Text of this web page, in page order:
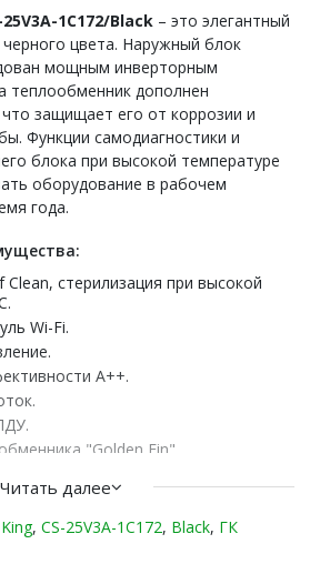
V3A-1C172/Black – это элегантный
цвета. Наружный блок
мощным инверторным
теплообменник дополнен
защищает его от коррозии и
Функции самодиагностики и
блока при высокой температуре
оборудование в рабочем
года.
стерилизация при высокой
Wi-Fi.
А++.
"Golden Fin".
и горизонтальными
Читать далее
, CS-25V3A-1C172, Black, ГК